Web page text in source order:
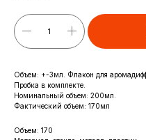
Объем: +-3мл. Флакон для
Пробка в комплекте.
Номинальный объем: 200мл.
Фактический объем: 170мл
Объем: 170